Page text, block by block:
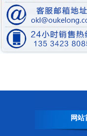
低温水冷螺杆式冷冻机
网站